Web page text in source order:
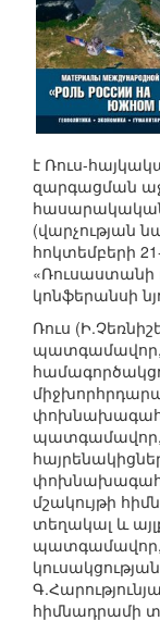
է Ռուս-
զարգացման
(վարչության
հոկտեմբերի
«Ռուսաստանի
կոնֆերանսի
Ռուս
պատգամավոր,
փոխնախագահ,
պատգամավոր,
մշակույթի
տեղակալ և
հիմնադրամի